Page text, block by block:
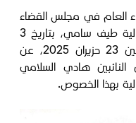
العام في مجلس القضاء
الأعلى العراقي، إلى مكتب وزير المالية طيف سامي، بتاريخ 3
حزيران 2025، وتم نشره اليوم الإثنين 23 حزيران 2025، عن
هادي السلامي
بهذا الخصوص.